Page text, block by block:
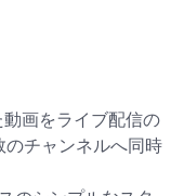
画をライブ配信の
のチャンネルへ同時